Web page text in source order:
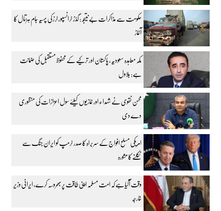
حکومت سے مذاکرات بے نتیجہ: گڈز ٹرانسپورٹرز کی پہیہ جام ہڑتال کا
آغاز
مکہ معاہدہ سعودیہ، پاکستان اور ترکیے کے محفوظ مستقبل کی ضمانت
ہے: بلاول
محسن نقوی نے شہداء اور غازیوں کیلئے سول اعزازات کی منظوری
دے دی
امریکی مسلح افواج کے سربراہ کا صدر ٹرمپ کو ایران جنگ سے
نکلنے کا مشورہ
وقت آگیا ہے کہ امت مسلمہ اپنی طاقت پر بھروسہ کرے، ایرانی وزیر
خارجہ